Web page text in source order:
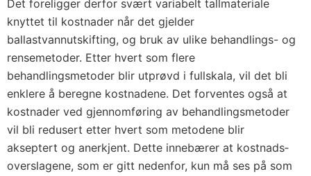
Det foreligger derfor svært variabelt tallmateriale
knyttet til kostnader når det gjelder
ballastvannutskifting, og bruk av ulike behandlings- og
rensemetoder. Etter hvert som flere
behandlingsmetoder blir utprøvd i fullskala, vil det bli
enklere å beregne kostnadene. Det forventes også at
kostnader ved gjennomføring av behandlingsmetoder
vil bli redusert etter hvert som metodene blir
akseptert og anerkjent. Dette innebærer at kostnads­
overslagene, som er gitt nedenfor, kun må ses på som